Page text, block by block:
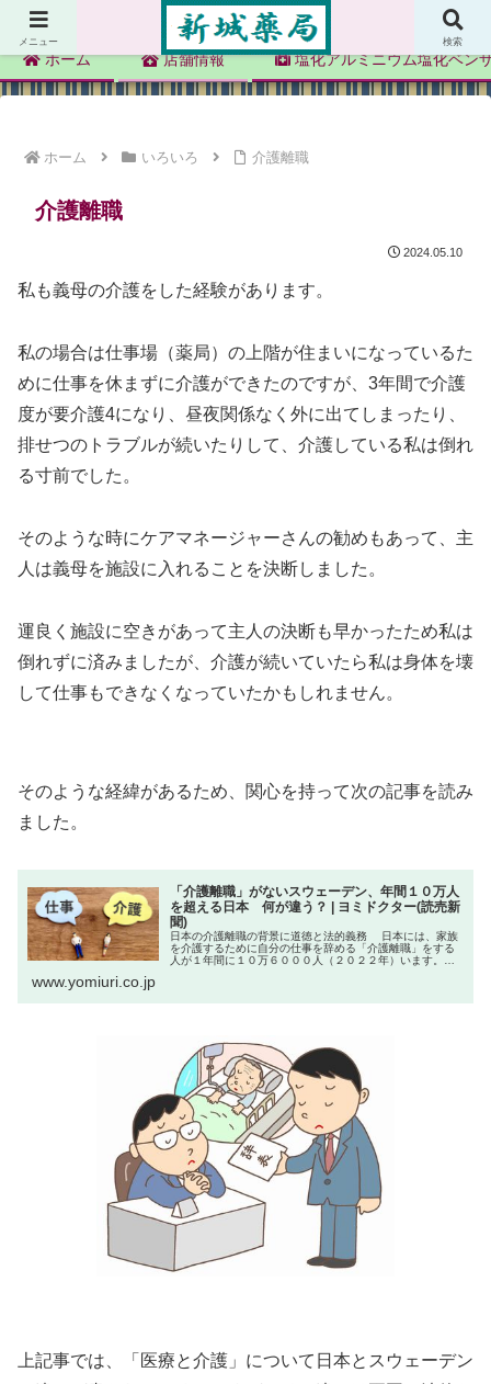
新城薬局
ホーム 店舗情報 塩化アルミニウム塩化ベン
ホーム いろいろ 介護離職
介護離職
2024.05.10
私も義母の介護をした経験があります。
私の場合は仕事場（薬局）の上階が住まいになっているた
めに仕事を休まずに介護ができたのですが、3年間で介護
度が要介護4になり、昼夜関係なく外に出てしまったり、
排せつのトラブルが続いたりして、介護している私は倒れ
る寸前でした。
そのような時にケアマネージャーさんの勧めもあって、主
人は義母を施設に入れることを決断しました。
運良く施設に空きがあって主人の決断も早かったため私は
倒れずに済みましたが、介護が続いていたら私は身体を壊
して仕事もできなくなっていたかもしれません。
そのような経緯があるため、関心を持って次の記事を読み
ました。
「介護離職」がないスウェーデン、年間１０万人
を超える日本 何が違う？ | ヨミドクター(読売新
聞)
日本の介護離職の背景に道徳と法的義務 日本には、家族
を介護するために自分の仕事を辞める「介護離職」をする
人が１年間に１０万６０００人（２０２２年）います。男
www.yomiuri.co.jp
上記事では、「医療と介護」について日本とスウェーデン
メニュー 検索